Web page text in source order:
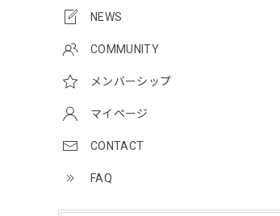
NEWS
COMMUNITY
メンバーシップ
マイページ
CONTACT
FAQ